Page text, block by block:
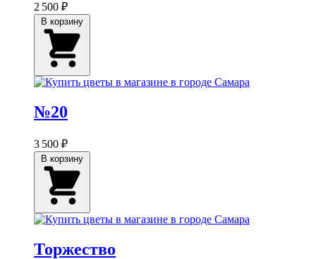
2 500 ₽
№20
3 500 ₽
Торжество